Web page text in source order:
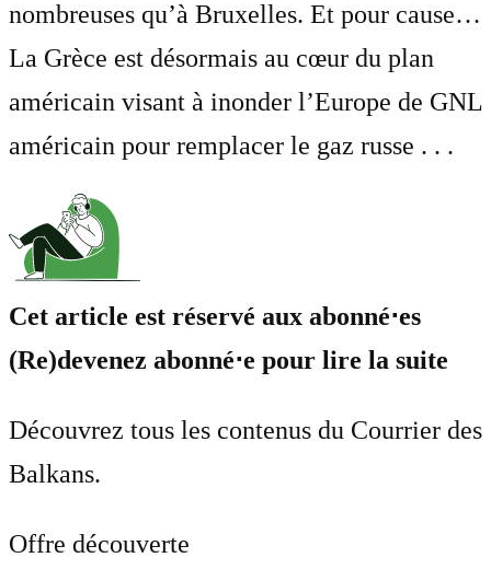
nombreuses qu’à Bruxelles. Et pour cause…
La Grèce est désormais au cœur du plan
américain visant à inonder l’Europe de GNL
américain pour remplacer le gaz russe . . .
Cet article est réservé aux abonné⋅es
(Re)devenez abonné⋅e pour lire la suite
Découvrez tous les contenus du Courrier des
Balkans.
Offre découverte